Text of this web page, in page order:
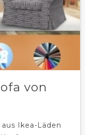
von
Ikea-Läden